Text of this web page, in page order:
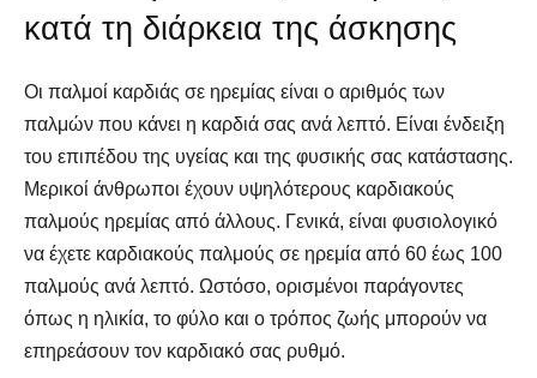
κατά τη διάρκεια της άσκησης
Οι παλμοί καρδιάς σε ηρεμίας είναι ο αριθμός των
παλμών που κάνει η καρδιά σας ανά λεπτό. Είναι ένδειξη
του επιπέδου της υγείας και της φυσικής σας κατάστασης.
Μερικοί άνθρωποι έχουν υψηλότερους καρδιακούς
παλμούς ηρεμίας από άλλους. Γενικά, είναι φυσιολογικό
να έχετε καρδιακούς παλμούς σε ηρεμία από 60 έως 100
παλμούς ανά λεπτό. Ωστόσο, ορισμένοι παράγοντες
όπως η ηλικία, το φύλο και ο τρόπος ζωής μπορούν να
επηρεάσουν τον καρδιακό σας ρυθμό.